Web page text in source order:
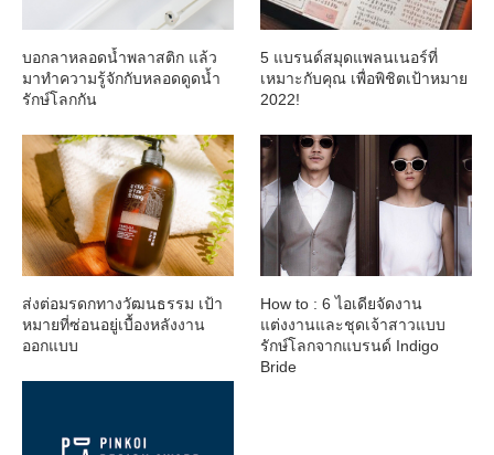
บอกลาหลอดน้ำพลาสติก แล้ว
มาทำความรู้จักกับหลอดดูดน้ำ
รักษ์โลกกัน
5 แบรนด์สมุดแพลนเนอร์ที่
เหมาะกับคุณ เพื่อพิชิตเป้าหมาย
2022!
ส่งต่อมรดกทางวัฒนธรรม เป้า
หมายที่ซ่อนอยู่เบื้องหลังงาน
ออกแบบ
How to : 6 ไอเดียจัดงาน
แต่งงานและชุดเจ้าสาวแบบ
รักษ์โลกจากแบรนด์ Indigo
Bride